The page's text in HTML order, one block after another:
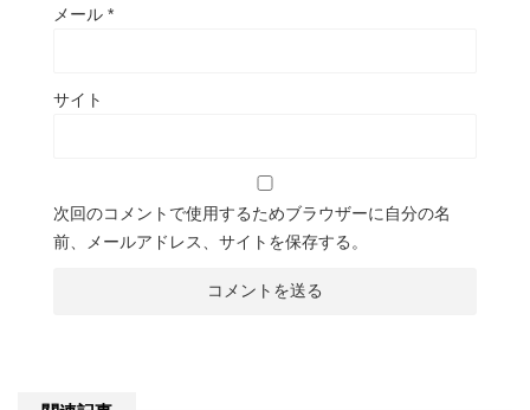
メール *
サイト
次回のコメントで使用するためブラウザーに自分の名
前、メールアドレス、サイトを保存する。